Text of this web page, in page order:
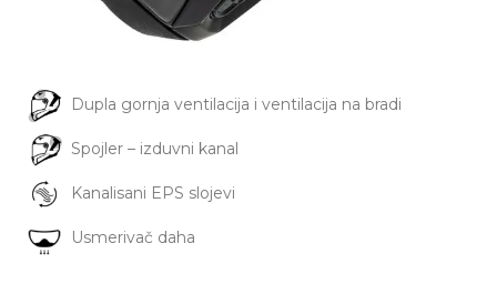
Dupla gornja ventilacija i ventilacija na bradi
Spojler – izduvni kanal
Kanalisani EPS slojevi
Usmerivač daha